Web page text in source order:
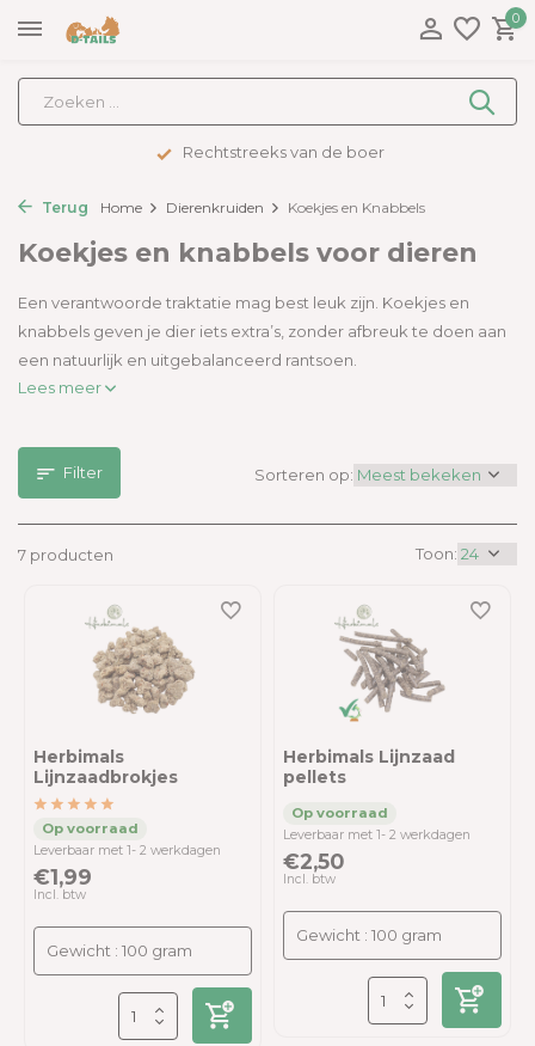
0
Rechtstreeks van de boer
Terug Home Dierenkruiden Koekjes en Knabbels
Koekjes en knabbels voor dieren
Een verantwoorde traktatie mag best leuk zijn. Koekjes en
knabbels geven je dier iets extra’s, zonder afbreuk te doen aan
een natuurlijk en uitgebalanceerd rantsoen.
Lees meer
Filter
7 producten Toon:
Sorteren op:
Herbimals
Lijnzaadbrokjes
Leverbaar met 1- 2 werkdagen
€1,99
Incl. btw
Herbimals Lijnzaad
pellets
Leverbaar met 1- 2 werkdagen
€2,50
Incl. btw